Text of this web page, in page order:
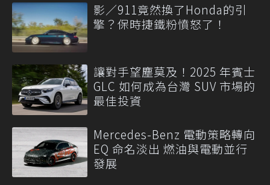
影／911竟然換了Honda的引
擎？保時捷鐵粉憤怒了！
讓對手望塵莫及！2025 年賓士
GLC 如何成為台灣 SUV 市場的
最佳投資
Mercedes-Benz 電動策略轉向
EQ 命名淡出 燃油與電動並行
發展